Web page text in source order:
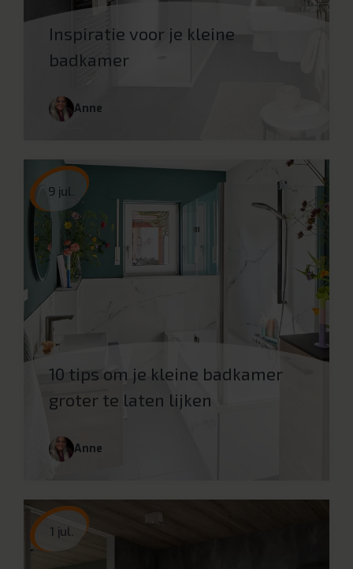
Inspiratie voor je kleine
badkamer
Anne
9 jul.
10 tips om je kleine badkamer
groter te laten lijken
Anne
1 jul.